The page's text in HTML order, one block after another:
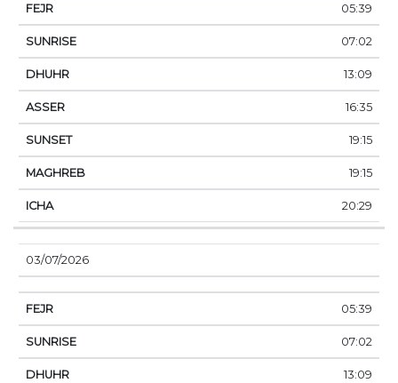
05:39
07:02
13:09
16:35
19:15
19:15
20:29
03/07/2026
05:39
07:02
13:09